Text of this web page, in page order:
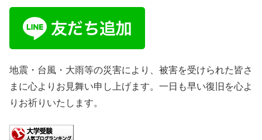
地震・台風・大雨等の災害により、被害を受けられた皆さ
まに心よりお見舞い申し上げます。一日も早い復旧を心よ
りお祈りいたします。